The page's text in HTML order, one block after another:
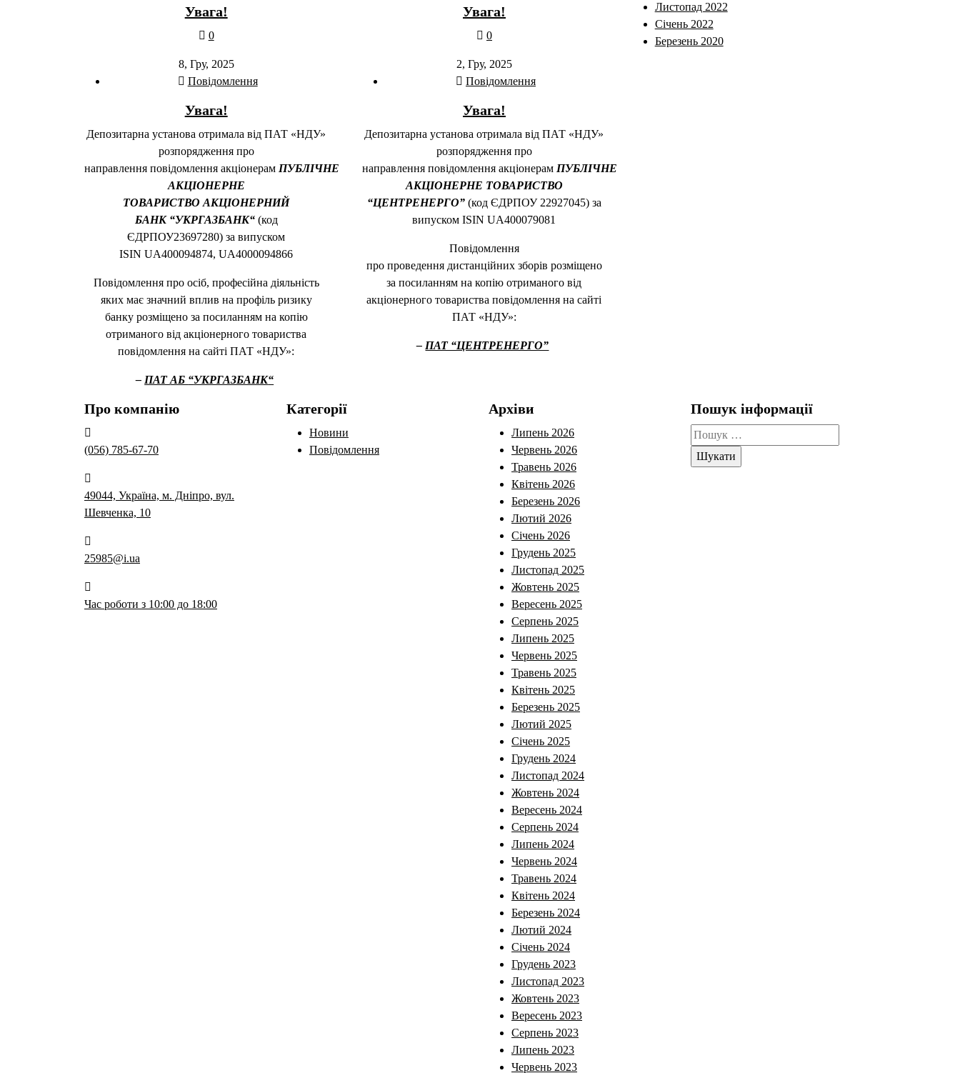
Увага!
0
8, Гру, 2025
Повідомлення
Увага!
Депозитарна установа отримала від ПАТ «НДУ»
розпорядження про
направлення повідомлення акціонерам ПУБЛІЧНЕ
АКЦІОНЕРНЕ
ТОВАРИСТВОАКЦІОНЕРНИЙ
БАНК “УКРГАЗБАНК“ (код
ЄДРПОУ23697280) за випуском
ISIN UA400094874, UA4000094866
Повідомлення про осіб, професійна діяльність
яких має значний вплив на профіль ризику
банку розміщено за посиланням на копію
отриманого від акціонерного товариства
повідомлення на сайті ПАТ «НДУ»:
– ПАТАБ “УКРГАЗБАНК“
Увага!
0
2, Гру, 2025
Повідомлення
Увага!
Депозитарна установа отримала від ПАТ «НДУ»
розпорядження про
направлення повідомлення акціонерам ПУБЛІЧНЕ
АКЦІОНЕРНЕ ТОВАРИСТВО
“ЦЕНТРЕНЕРГО” (код ЄДРПОУ 22927045) за
випуском ISIN UA400079081
Повідомлення
про проведення дистанційних зборів розміщено
за посиланням на копію отриманого від
акціонерного товариства повідомлення на сайті
ПАТ «НДУ»:
– ПАТ “ЦЕНТРЕНЕРГО”
Листопад 2022
Січень 2022
Березень 2020
Про компанію
(056) 785-67-70
49044, Україна, м. Дніпро, вул.
Шевченка, 10
25985@i.ua
Час роботи з 10:00 до 18:00
Категорії
Новини
Повідомлення
Архіви
Липень 2026
Червень 2026
Травень 2026
Квітень 2026
Березень 2026
Лютий 2026
Січень 2026
Грудень 2025
Листопад 2025
Жовтень 2025
Вересень 2025
Серпень 2025
Липень 2025
Червень 2025
Травень 2025
Квітень 2025
Березень 2025
Лютий 2025
Січень 2025
Грудень 2024
Листопад 2024
Жовтень 2024
Вересень 2024
Серпень 2024
Липень 2024
Червень 2024
Травень 2024
Квітень 2024
Березень 2024
Лютий 2024
Січень 2024
Грудень 2023
Листопад 2023
Жовтень 2023
Вересень 2023
Серпень 2023
Липень 2023
Червень 2023
Пошук інформації
Пошук: